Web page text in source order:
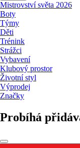
Mistrovství světa 2026
Boty
Týmy
Děti
Trénink
Strážci
Vybavení
Klubový prostor
Životní styl
Výprodej
Značky
Probíhá